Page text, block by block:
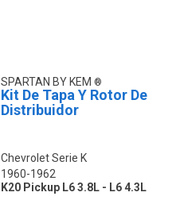
SPARTAN BY KEM
Kit De Tapa Y Rotor De
Distribuidor
Chevrolet Serie K
1960-1962
K20 Pickup L6 3.8L - L6 4.3L